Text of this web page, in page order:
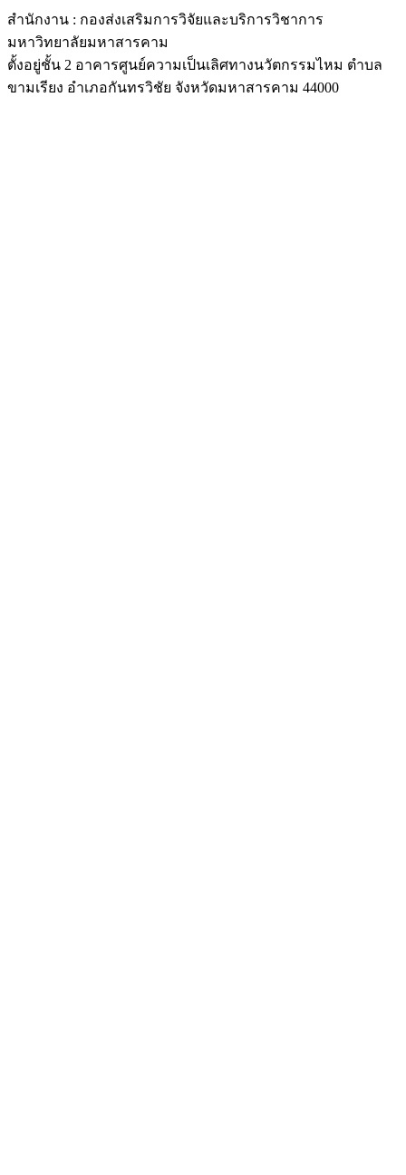
สำนักงาน : กองส่งเสริมการวิจัยและบริการวิชาการ
มหาวิทยาลัยมหาสารคาม
ตั้งอยู่ชั้น 2 อาคารศูนย์ความเป็นเลิศทางนวัตกรรมไหม ตำบล
ขามเรียง อำเภอกันทรวิชัย จังหวัดมหาสารคาม 44000